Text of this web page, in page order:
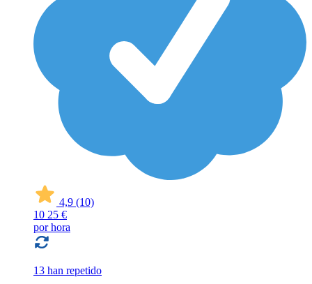
4,9 (10)
10 25 €
por hora
13 han repetido